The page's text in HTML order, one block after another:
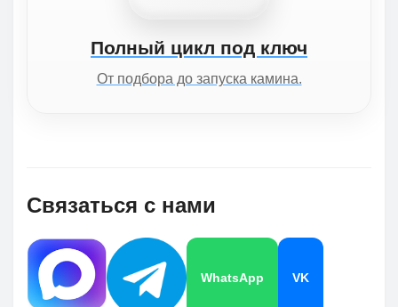
Полный цикл под ключ
От подбора до запуска камина.
Связаться с нами
WhatsApp VK